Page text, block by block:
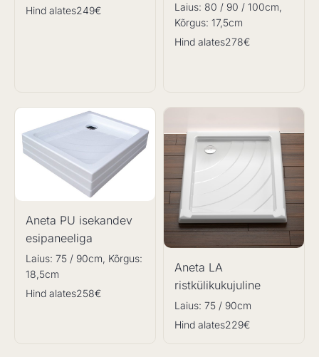
Hind alates249€
Laius: 80 / 90 / 100cm,
Kõrgus: 17,5cm
Hind alates278€
Aneta PU isekandev
esipaneeliga
Laius: 75 / 90cm, Kõrgus:
18,5cm
Hind alates258€
Aneta LA
ristkülikukujuline
Laius: 75 / 90cm
Hind alates229€